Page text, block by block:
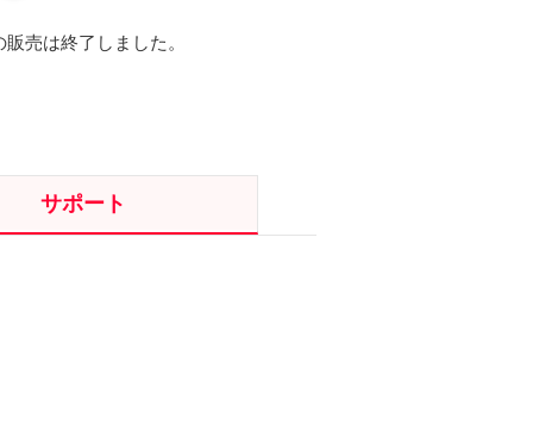
売は終了しました。
サポート